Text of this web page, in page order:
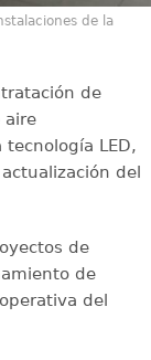
de la
de
aire
LED,
del
de
de
del